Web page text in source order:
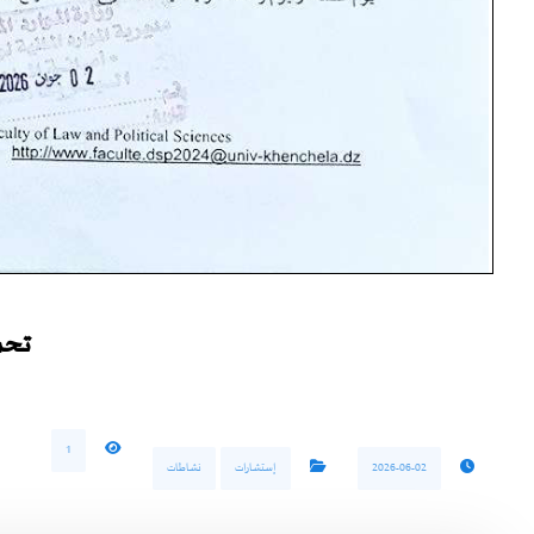
2026-06-02 إستشارات نشاطات
1